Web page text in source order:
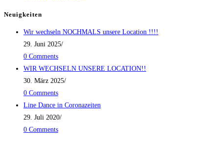
Neuigkeiten
Wir wechseln NOCHMALS unsere Location !!!!
29. Juni 2025/
0 Comments
WIR WECHSELN UNSERE LOCATION!!
30. März 2025/
0 Comments
Line Dance in Coronazeiten
29. Juli 2020/
0 Comments